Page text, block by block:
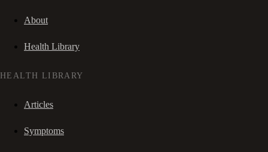
About
Health Library
HEALTH LIBRARY
Articles
Symptoms